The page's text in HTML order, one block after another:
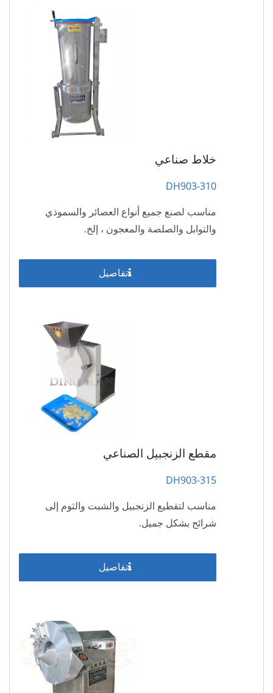
خلاط صناعي
DH903-310
مناسب لصنع جميع أنواع العصائر والسموذي
والتوابل والصلصة والمعجون ، إلخ.
تفاصيل
مقطع الزنجبيل الصناعي
DH903-315
مناسب لتقطيع الزنجبيل والشبت والثوم إلى
شرائح بشكل جميل.
تفاصيل